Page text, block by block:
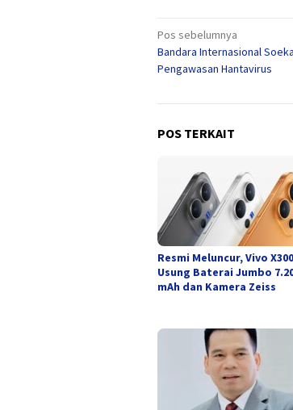
Navigasi
pos
Pos sebelumnya
Bandara Internasional
Pengawasan Hantavirus
POS TERKAIT
Resmi Meluncur, Vivo
Usung Baterai Jumbo
mAh dan Kamera Zeiss